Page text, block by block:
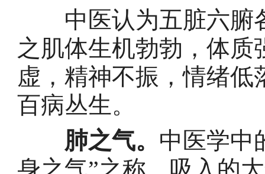
中医认为五脏六腑
之肌体生机勃勃，体
虚，精神不振，情绪
百病丛生。
肺之气。 中医学中